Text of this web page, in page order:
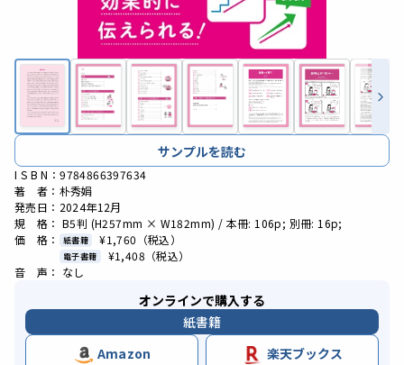
サンプルを読む
I S B N：9784866397634
著 者：朴秀娟
発売日：2024年12月
規 格： B5判 (H257mm × W182mm) / 本冊: 106p; 別冊: 16p;
価 格：
紙書籍 ¥1,760 （税込）
電子書籍 ¥1,408 （税込）
音 声： なし
オンラインで購入する
紙書籍
Amazon
楽天ブックス